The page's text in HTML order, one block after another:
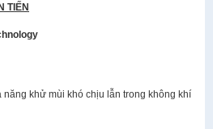
TIẾN
năng khử mùi khó chịu lẫn trong không khí